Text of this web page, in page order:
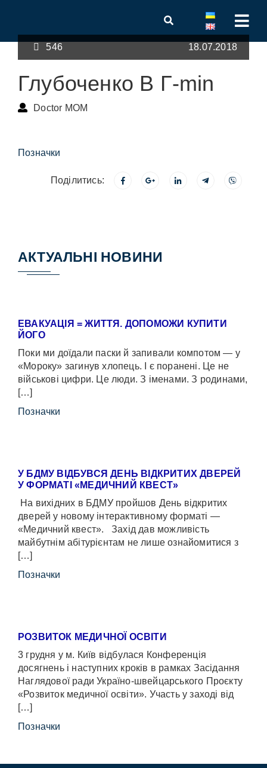
546 18.07.2018
Глубоченко В Г-min
Doctor MOM
Позначки
Поділитись:
АКТУАЛЬНІ НОВИНИ
ЕВАКУАЦІЯ = ЖИТТЯ. ДОПОМОЖИ КУПИТИ
ЙОГО
Поки ми доїдали паски й запивали компотом — у
«Мороку» загинув хлопець. І є поранені. Це не
військові цифри. Це люди. З іменами. З родинами,
[…]
Позначки
У БДМУ ВІДБУВСЯ ДЕНЬ ВІДКРИТИХ ДВЕРЕЙ
У ФОРМАТІ «МЕДИЧНИЙ КВЕСТ»
На вихідних в БДМУ пройшов День відкритих
дверей у новому інтерактивному форматі —
«Медичний квест». Захід дав можливість
майбутнім абітурієнтам не лише ознайомитися з
[…]
Позначки
РОЗВИТОК МЕДИЧНОЇ ОСВІТИ
3 грудня у м. Київ відбулася Конференція
досягнень і наступних кроків в рамках Засідання
Наглядової ради Україно-швейцарського Проєкту
«Розвиток медичної освіти». Участь у заході від
[…]
Позначки